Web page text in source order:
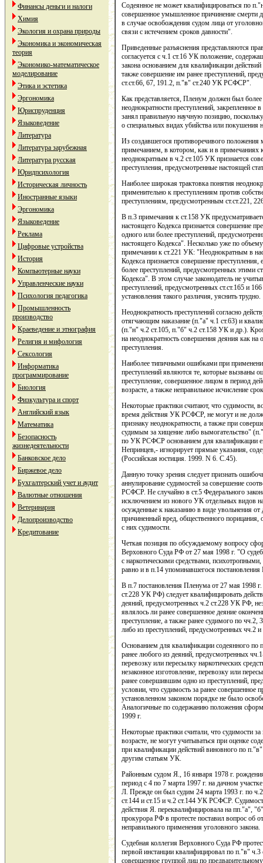
Финансы деньги и налоги
Химия
Экология и охрана природы
Экономика и экономическая
теория
Экономико-математическое
моделирование
Этика и эстетика
Эргономика
Юриспруденция
Языковедение
Литература
Литература зарубежная
Литература русская
Юридпсихология
Историческая личность
Иностранные языки
Эргономика
Языковедение
Реклама
Цифровые устройства
История
Компьютерные науки
Управленческие науки
Психология педагогика
Промышленность
производство
Краеведение и этнография
Религия и мифология
Сексология
Информатика
программирование
Биология
Физкультура и спорт
Английский язык
Математика
Безопасность
жизнедеятельности
Банковское дело
Биржевое дело
Бухгалтерский учет и аудит
Валютные отношения
Ветеринария
Делопроизводство
Кредитование
Содеянное не может квалифицироваться по
совершенное умышленное причинение смерти
в случае освобождения судом лица от
связи с истечением сроков давности".
Приведенные разъяснения представляются
согласуется с ч.1 ст.16 УК положение,
закона основанием для квалификации
также совершение им ранее преступлений,
ст.ст.66, 67, 191.2, п."в" ст.240 УК РСФСР".
Как представляется, Пленум должен был более
неоднократности преступлений,
занял правильную научную позицию,
о специальных видах убийства или покушения
Из создавшегося противоречивого
примечанием, в котором, как и в примечаниях
неоднократным в ч.2 ст.105 УК признается
преступления, предусмотренные настоящей
Наиболее широкая трактовка понятия
применительно к преступлениям против
преступлениям, предусмотренным ст.ст.221,
В п.3 примечания к ст.158 УК
настоящего Кодекса признается совершение
одного или более преступлений,
настоящего Кодекса". Несколько уже по
примечании к ст.221 УК: "Неоднократным в
Кодекса признается совершение
более преступлений, предусмотренных этими
Кодекса". В этом случае законодатель не
преступлений, предусмотренных ст.ст.165 и
установления такого различия, уяснить трудно.
Неоднократность преступлений согласно
отягчающим наказание (п."а" ч.1 ст.63) и
(п."н" ч.2 ст.105, п."б" ч.2 ст.158 УК и др.).
на неоднократность совершения деяния как на
преступления.
Наиболее типичными ошибками при
преступлений являются те, которые вызваны
преступление, совершенное лицом в период
возрасте, а также неправильное исчисление
Некоторые практики считают, что судимости,
время действия УК РСФСР, не могут и не
признаку неоднократности, а также при
судимым за хищение либо вымогательство"
по УК РСФСР основанием для квалификации
Непринцев,- игнорирует прямые указания,
(Российская юстиция. 1999. N 6. С.45).
Данную точку зрения следует признать
аннулирование судимостей за совершение
РСФСР. Не случайно в ст.5 Федерального
исключением из нового УК отдельных видов
осужденные к наказанию в виде увольнения от
причиненный вред, общественного порицания,
с них судимости.
Четкая позиция по обсуждаемому вопросу
Верховного Суда РФ от 27 мая 1998 г. "О
с наркотическими средствами,
равно и в п.14 упоминавшегося
В п.7 постановления Пленума от 27 мая 1998
ст.228 УК РФ) следует квалифицировать
деяний, предусмотренных ч.2 ст.228 УК РФ,
являлось ли ранее совершенное деяние
преступление, а также ранее судимого по
либо из преступлений, предусмотренных чч.2
Основанием для квалификации содеянного
ранее любого из деяний, предусмотренных
перевозку или пересылку наркотических
незаконное изготовление, перевозку или
ранее совершившим одно из преступлений,
условии, что судимость за ранее совершенное
установленном законом порядке не было
Аналогичные по содержанию положения
1999 г.
Некоторые практики считали, что судимости
возрасте, не могут учитываться при оценке
при квалификации действий виновного по
другим статьям УК.
Районным судом Я., 16 января 1978 г.
период с 4 по 7 марта 1997 г. на дачном
Л. Прежде он был судим 24 марта 1993 г. по
ст.144 и ст.15 и ч.2 ст.144 УК РСФСР.
действия Я. переквалифицировала на пп."а",
прокурора РФ в протесте поставил вопрос об
неправильного применения уголовного закона.
Судебная коллегия Верховного Суда РФ
первой инстанции квалифицировал по п."в"
совершенное группой лиц по